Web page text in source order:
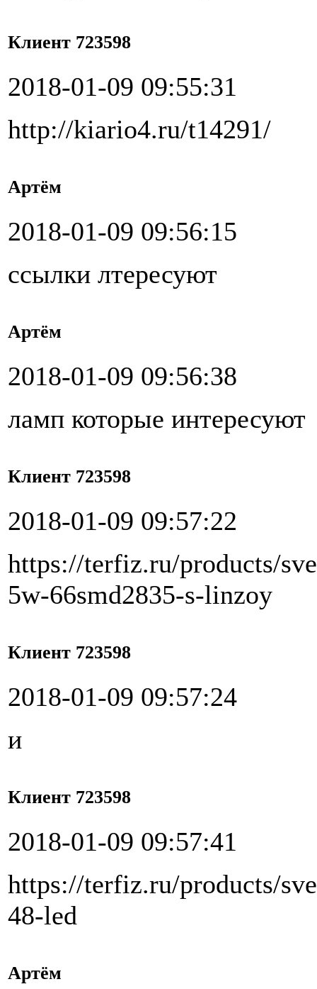
Клиент 723598
2018-01-09 09:55:31
http://kiario4.ru/t14291/
Артём
2018-01-09 09:56:15
ссылки лтересуют
Артём
2018-01-09 09:56:38
ламп которые интересуют
Клиент 723598
2018-01-09 09:57:22
https://terfiz.ru/products/
5w-66smd2835-s-linzoy
Клиент 723598
2018-01-09 09:57:24
и
Клиент 723598
2018-01-09 09:57:41
https://terfiz.ru/products/
48-led
Артём